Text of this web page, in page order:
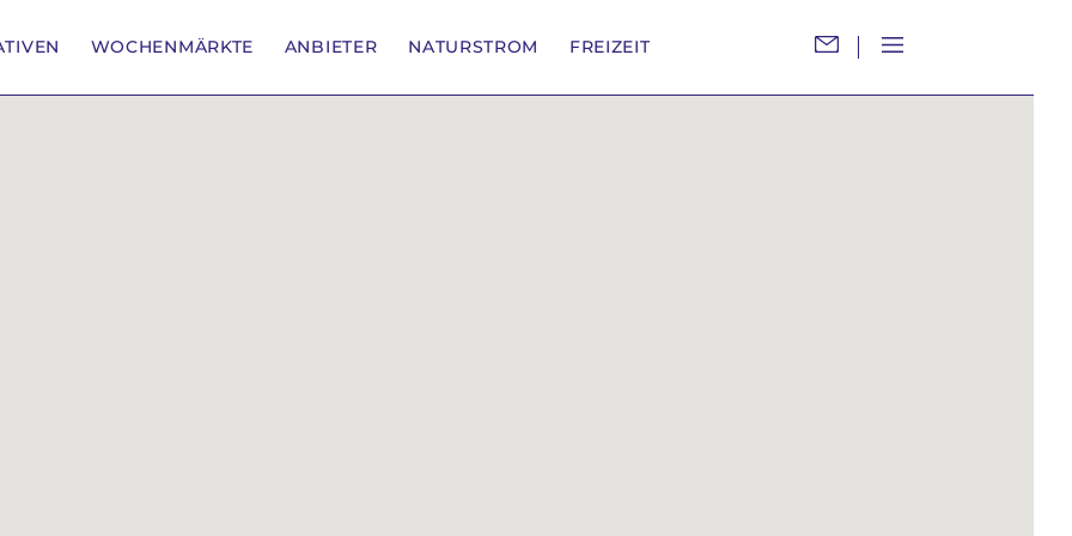
WOCHENMÄRKTE ANBIETER NATURSTROM FREIZEIT